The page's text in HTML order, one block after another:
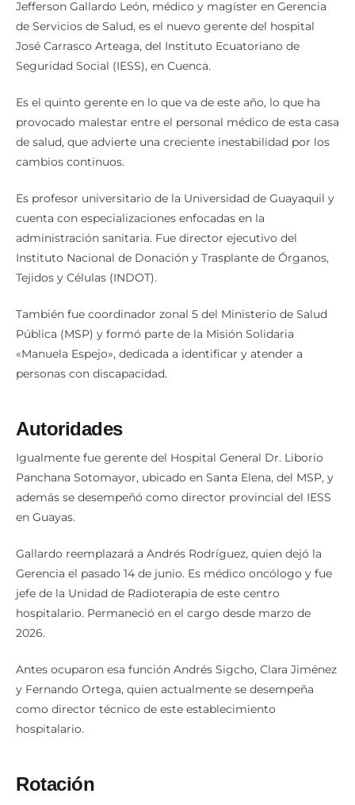
Jefferson Gallardo León, médico y magíster en Gerencia
de Servicios de Salud, es el nuevo gerente del hospital
José Carrasco Arteaga, del Instituto Ecuatoriano de
Seguridad Social (IESS), en Cuenca.
Es el quinto gerente en lo que va de este año, lo que ha
provocado malestar entre el personal médico de esta casa
de salud, que advierte una creciente inestabilidad por los
cambios continuos.
Es profesor universitario de la Universidad de Guayaquil y
cuenta con especializaciones enfocadas en la
administración sanitaria. Fue director ejecutivo del
Instituto Nacional de Donación y Trasplante de Órganos,
Tejidos y Células (INDOT).
También fue coordinador zonal 5 del Ministerio de Salud
Pública (MSP) y formó parte de la Misión Solidaria
«Manuela Espejo», dedicada a identificar y atender a
personas con discapacidad.
Autoridades
Igualmente fue gerente del Hospital General Dr. Liborio
Panchana Sotomayor, ubicado en Santa Elena, del MSP, y
además se desempeñó como director provincial del IESS
en Guayas.
Gallardo reemplazará a Andrés Rodríguez, quien dejó la
Gerencia el pasado 14 de junio. Es médico oncólogo y fue
jefe de la Unidad de Radioterapia de este centro
hospitalario. Permaneció en el cargo desde marzo de
2026.
Antes ocuparon esa función Andrés Sigcho, Clara Jiménez
y Fernando Ortega, quien actualmente se desempeña
como director técnico de este establecimiento
hospitalario.
Rotación